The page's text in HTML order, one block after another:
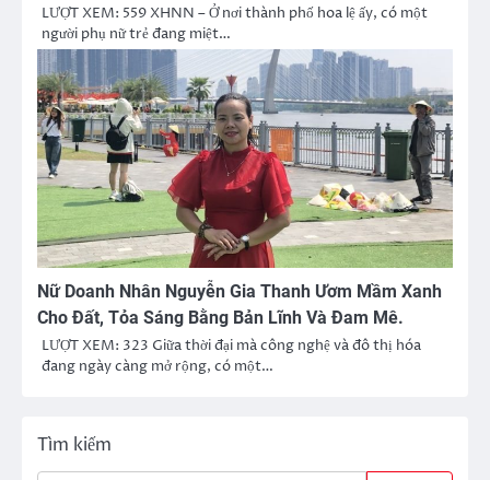
LƯỢT XEM: 559 XHNN – Ở nơi thành phố hoa lệ ấy, có một
người phụ nữ trẻ đang miệt…
Nữ Doanh Nhân Nguyễn Gia Thanh Ươm Mầm Xanh
Cho Đất, Tỏa Sáng Bằng Bản Lĩnh Và Đam Mê.
LƯỢT XEM: 323 Giữa thời đại mà công nghệ và đô thị hóa
đang ngày càng mở rộng, có một…
Tìm kiếm